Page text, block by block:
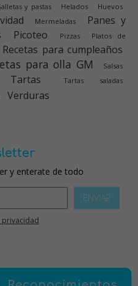
y pastas Helados Huevos
Mermeladas
Panes y
Picoteo Pizzas
Platos de
Recetas para cumpleaños
para olla GM
Salsas
Tartas Tartas saladas
Verduras
y enterate de todo
ENVIAR